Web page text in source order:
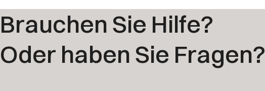
Brauchen Sie Hilfe?
Oder haben Sie Fragen?